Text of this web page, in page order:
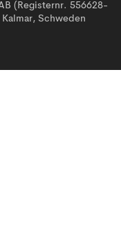
(Registernr. 556628-
Schweden